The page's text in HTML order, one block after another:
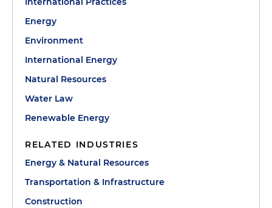
Energy
Environment
International Energy
Natural Resources
Water Law
Renewable Energy
RELATED INDUSTRIES
Energy & Natural Resources
Transportation & Infrastructure
Construction